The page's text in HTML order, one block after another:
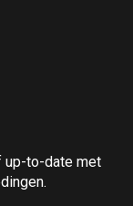
up-to-date met